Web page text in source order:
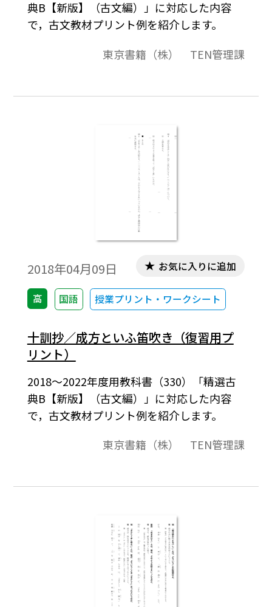
典B【新版】（古文編）」に対応した内容
で，古文教材プリント例を紹介します。
東京書籍（株） TEN管理課
2018年04月09日
高 国語 授業プリント・ワークシート
お気に入りに追加
十訓抄／成方といふ笛吹き（復習用プ
リント）
2018～2022年度用教科書（330）「精選古
典B【新版】（古文編）」に対応した内容
で，古文教材プリント例を紹介します。
東京書籍（株） TEN管理課